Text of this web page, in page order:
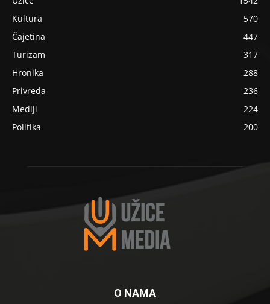
Kultura
570
Čajetina
447
Turizam
317
Hronika
288
Privreda
236
Mediji
224
Politika
200
O NAMA